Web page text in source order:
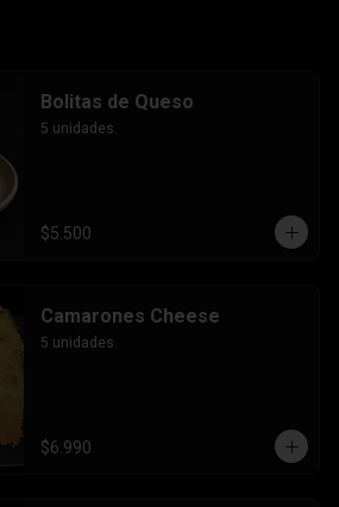
Bolitas de Queso
5 unidades.
$5.500
Camarones Cheese
5 unidades.
$6.990